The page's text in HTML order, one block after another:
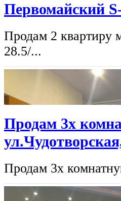
Первомайский
Продам 2 квартиру
28.5/...
Продам 3х
Продам 3х